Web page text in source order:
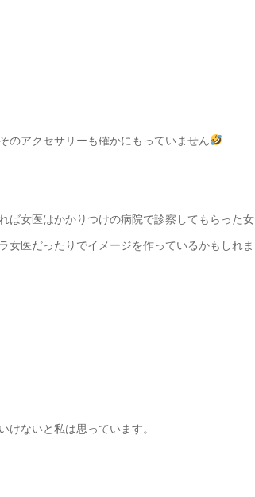
のアクセサリーも確かにもっていません
ば女医はかかりつけの病院で診察してもらった女
女医だったりでイメージを作っているかもしれま
けないと私は思っています。